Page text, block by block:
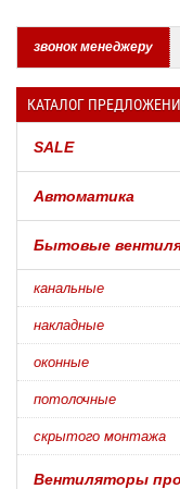
звонок менеджеру
КАТАЛОГ
SALE
Автоматика
Бытовые
канальные
накладные
оконные
потолочные
скрытого монтажа
Вентиляторы